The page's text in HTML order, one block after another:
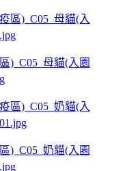
)_C05_母貓(入園
)_C05_奶貓(入園